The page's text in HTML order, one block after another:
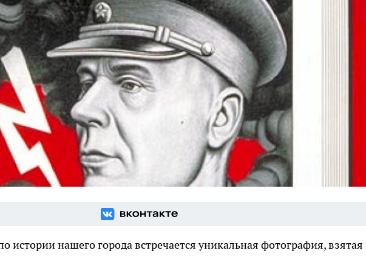
истории нашего города встречается уникальная фотография, взятая